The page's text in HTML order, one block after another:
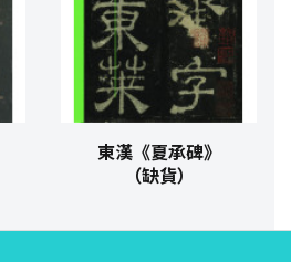
東漢《夏承碑》
（缺貨）